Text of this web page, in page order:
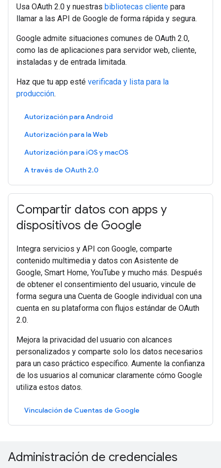
Usa OAuth 2.0 y nuestras bibliotecas cliente para
llamar a las API de Google de forma rápida y segura.
Google admite situaciones comunes de OAuth 2.0,
como las de aplicaciones para servidor web, cliente,
instaladas y de entrada limitada.
Haz que tu app esté verificada y lista para la
producción.
Autorización para Android
Autorización para la Web
Autorización para iOS y macOS
A través de OAuth 2.0
Compartir datos con apps y
dispositivos de Google
Integra servicios y API con Google, comparte
contenido multimedia y datos con Asistente de
Google, Smart Home, YouTube y mucho más. Después
de obtener el consentimiento del usuario, vincule de
forma segura una Cuenta de Google individual con una
cuenta en su plataforma con flujos estándar de OAuth
2.0.
Mejora la privacidad del usuario con alcances
personalizados y comparte solo los datos necesarios
para un caso práctico específico. Aumente la confianza
de los usuarios al comunicar claramente cómo Google
utiliza estos datos.
Vinculación de Cuentas de Google
Administración de credenciales